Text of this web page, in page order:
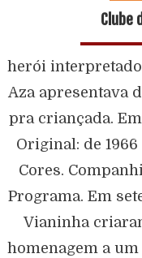
Clube
herói
Aza apresentava
pra criançada.
Original: de
Cores.
Programa. Em
Vianinha
homenagem a